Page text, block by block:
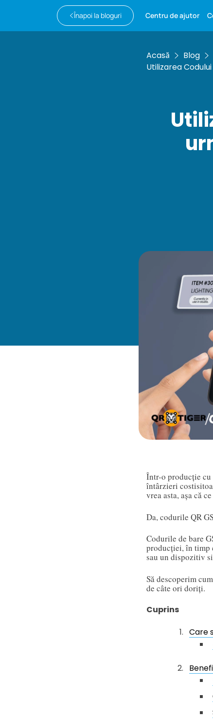
Înapoi la bloguri Centru de ajutor
Acasă
Blog
Utilizarea
Într-o producție cu
întârzieri
vrea asta, așa că
Da, codurile QR
Codurile de bare
producției, în timp
sau un dispozitiv
Să descoperim
de câte ori doriți.
Cuprins
Care